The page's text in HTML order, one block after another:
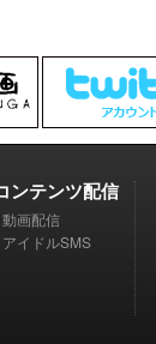
ンテンツ配信
動画配信
アイドルSMS